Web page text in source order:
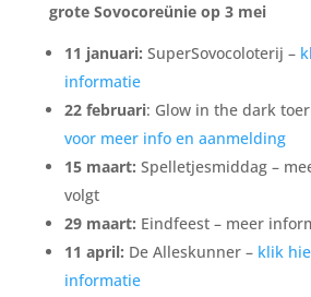
grote Sovocoreünie op 3 mei
11 januari: SuperSovocoloterij –
informatie
22 februari: Glow in the dark
voor meer info en aanmelding
15 maart: Spelletjesmiddag –
volgt
29 maart: Eindfeest – meer
11 april: De Alleskunner – klik
informatie